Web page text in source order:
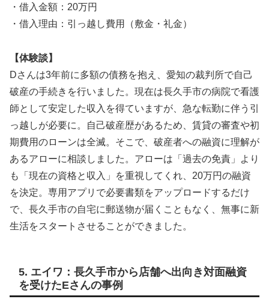
・借入金額：20万円
・借入理由：引っ越し費用（敷金・礼金）
【体験談】
Dさんは3年前に多額の債務を抱え、愛知の裁判所で自己
破産の手続きを行いました。現在は長久手市の病院で看護
師として安定した収入を得ていますが、急な転勤に伴う引
っ越しが必要に。自己破産歴があるため、賃貸の審査や初
期費用のローンは全滅。そこで、破産者への融資に理解が
あるアローに相談しました。アローは「過去の免責」より
も「現在の資格と収入」を重視してくれ、20万円の融資
を決定。専用アプリで必要書類をアップロードするだけ
で、長久手市の自宅に郵送物が届くこともなく、無事に新
生活をスタートさせることができました。
5. エイワ：長久手市から店舗へ出向き対面融資
を受けたEさんの事例